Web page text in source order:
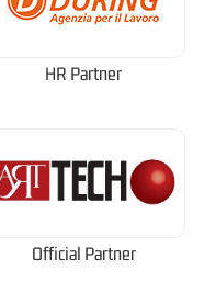
HR Partner
Official Partner